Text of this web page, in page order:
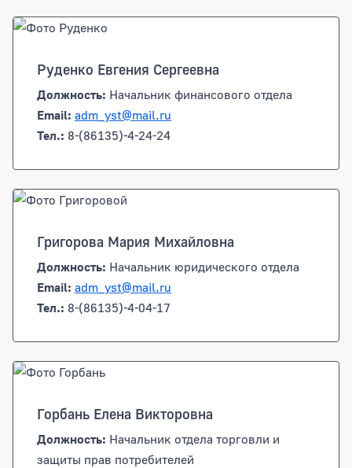
Руденко Евгения Сергеевна
Должность: Начальник финансового отдела
Email: adm_yst@mail.ru
Тел.: 8-(86135)-4-24-24
Григорова Мария Михайловна
Должность: Начальник юридического отдела
Email: adm_yst@mail.ru
Тел.: 8-(86135)-4-04-17
Горбань Елена Викторовна
Должность: Начальник отдела торговли и
защиты прав потребителей